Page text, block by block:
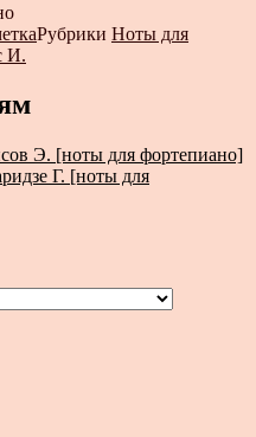
Рубрики Ноты для
И.
Э. [ноты для фортепиано]
Г. [ноты для